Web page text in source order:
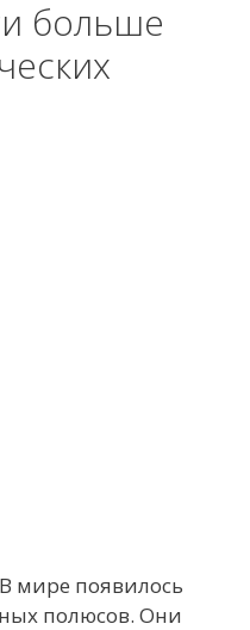
больше
мире появилось
полюсов. Они